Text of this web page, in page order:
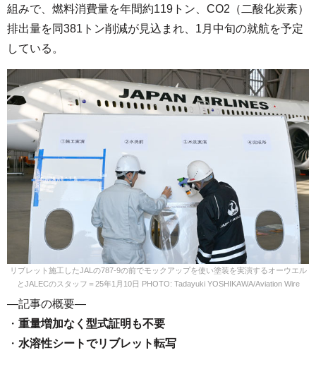
組みで、燃料消費量を年間約119トン、CO2（二酸化炭素）
排出量を同381トン削減が見込まれ、1月中旬の就航を予定
している。
リブレット施工したJALの787-9の前でモックアップを使い塗装を実演するオーウエル
とJALECのスタッフ＝25年1月10日 PHOTO: Tadayuki YOSHIKAWA/Aviation Wire
—記事の概要—
・ 重量増加なく型式証明も不要
・ 水溶性シートでリブレット転写